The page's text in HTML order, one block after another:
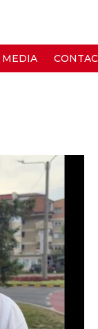
MEDIA